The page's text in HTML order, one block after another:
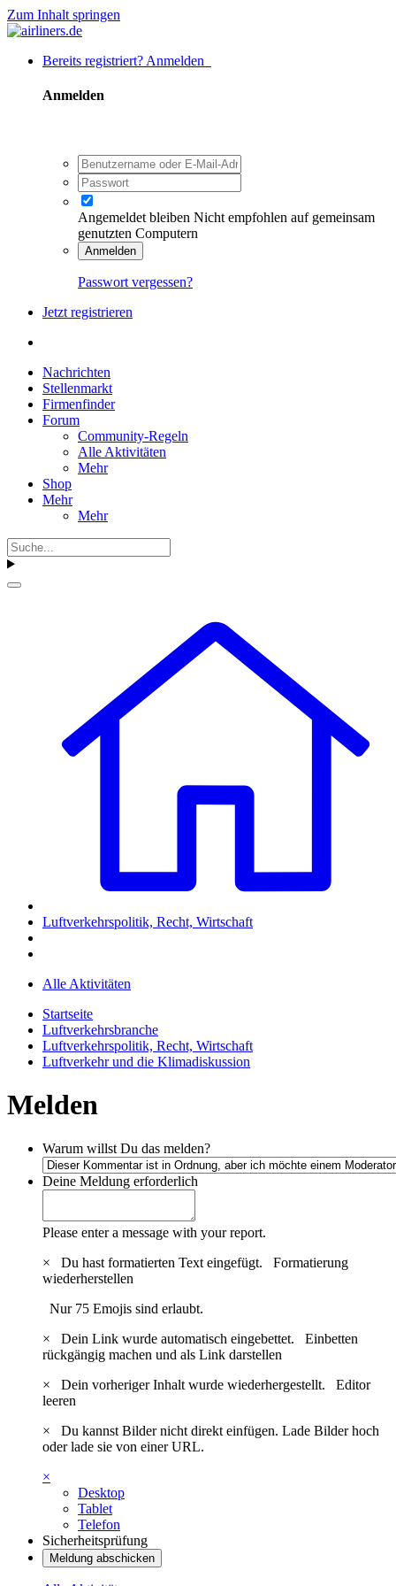
Zum Inhalt springen
Bereits registriert? Anmelden
Anmelden
Angemeldet bleiben Nicht empfohlen auf gemeinsam
genutzten Computern
Anmelden
Passwort vergessen?
Jetzt registrieren
Nachrichten
Stellenmarkt
Firmenfinder
Forum
Community-Regeln
Alle Aktivitäten
Mehr
Shop
Mehr
Mehr
Luftverkehrspolitik, Recht, Wirtschaft
Alle Aktivitäten
Startseite
Luftverkehrsbranche
Luftverkehrspolitik, Recht, Wirtschaft
Luftverkehr und die Klimadiskussion
Melden
Warum willst Du das melden?
Deine Meldung erforderlich
Please enter a message with your report.
×
Du hast formatierten Text eingefügt. Formatierung
wiederherstellen
Nur 75 Emojis sind erlaubt.
×
Dein Link wurde automatisch eingebettet. Einbetten
rückgängig machen und als Link darstellen
×
Dein vorheriger Inhalt wurde wiederhergestellt. Editor
leeren
×
Du kannst Bilder nicht direkt einfügen. Lade Bilder hoch
oder lade sie von einer URL.
×
Desktop
Tablet
Telefon
Sicherheitsprüfung
Meldung abschicken